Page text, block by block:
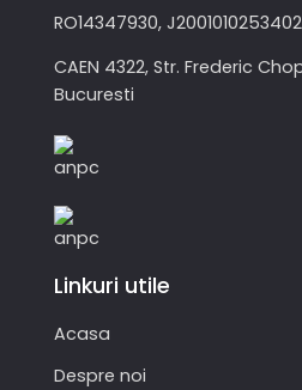
RO14347930, J2001010253402
CAEN 4322, Str. Frederic
Bucuresti
Linkuri utile
Acasa
Despre noi